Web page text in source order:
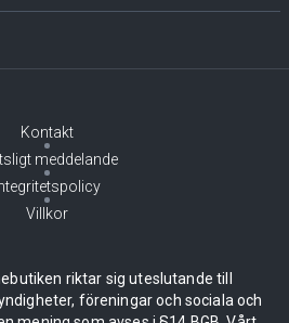
Kontakt
meddelande
Villkor
riktar sig uteslutande till
föreningar och sociala och